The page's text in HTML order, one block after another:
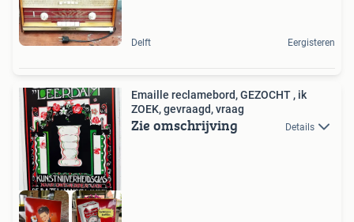
Delft Eergisteren
Emaille reclamebord, GEZOCHT , ik
ZOEK, gevraagd, vraag
Zie omschrijving Details